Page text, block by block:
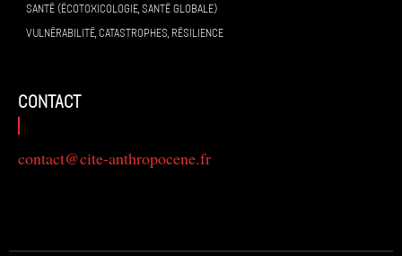
SANTÉ (ÉCOTOXICOLOGIE, SANTÉ GLOBALE)
VULNÉRABILITÉ, CATASTROPHES, RÉSILIENCE
contact
contact@cite-anthropocene.fr